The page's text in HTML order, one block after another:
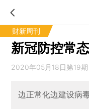
财新周刊
新冠防控常
2020年05月18日第19期
边正常化边建设病